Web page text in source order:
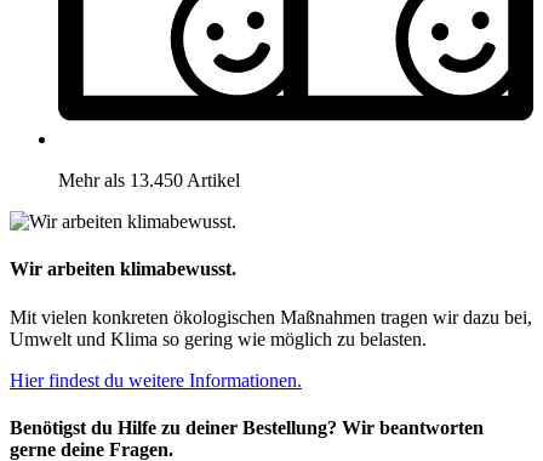
Mehr als 13.450 Artikel
Wir arbeiten klimabewusst.
Mit vielen konkreten ökologischen Maßnahmen tragen wir dazu bei,
Umwelt und Klima so gering wie möglich zu belasten.
Hier findest du weitere Informationen.
Benötigst du Hilfe zu deiner Bestellung? Wir beantworten
gerne deine Fragen.